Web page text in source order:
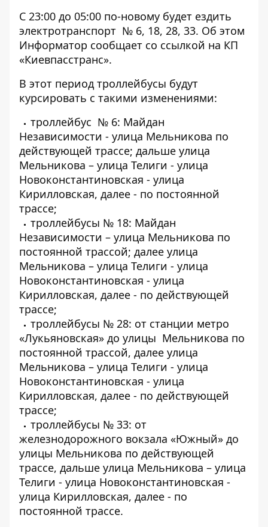
С 23:00 до 05:00 по-новому будет ездить
электротранспорт № 6, 18, 28, 33. Об этом
Информатор сообщает со ссылкой на КП
«Киевпасстранс».
В этот период троллейбусы будут
курсировать с такими изменениями:
троллейбус № 6: Майдан
Независимости - улица Мельникова по
действующей трассе; дальше улица
Мельникова – улица Телиги - улица
Новоконстантиновская - улица
Кирилловская, далее - по постоянной
трассе;
троллейбусы № 18: Майдан
Независимости – улица Мельникова по
постоянной трассой; далее улица
Мельникова – улица Телиги - улица
Новоконстантиновская - улица
Кирилловская, далее - по действующей
трассе;
троллейбусы № 28: от станции метро
«Лукьяновская» до улицы Мельникова по
постоянной трассой, далее улица
Мельникова – улица Телиги - улица
Новоконстантиновская - улица
Кирилловская, далее - по действующей
трассе;
троллейбусы № 33: от
железнодорожного вокзала «Южный» до
улицы Мельникова по действующей
трассе, дальше улица Мельникова – улица
Телиги - улица Новоконстантиновская -
улица Кирилловская, далее - по
постоянной трассе.